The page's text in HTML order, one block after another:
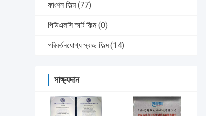
ফাংশন ফিল্ম (77)
পিডিএলসি স্মার্ট ফিল্ম (0)
পরিবর্তনযোগ্য স্বচ্ছ ফিল্ম (14)
সাক্ষ্যদান